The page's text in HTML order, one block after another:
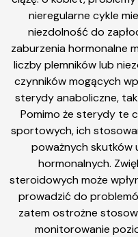
nieregularne cykle
niezdolność do
zaburzenia hormonalne
liczby plemników lub
czynników mogących
sterydy anaboliczne,
Pomimo że sterydy te
sportowych, ich
poważnych skutków
hormonalnych.
steroidowych może
prowadzić do
zatem ostrożne
monitorowanie